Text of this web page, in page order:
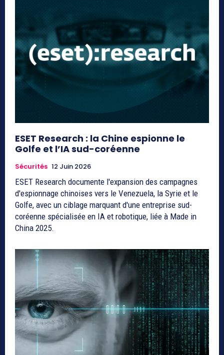
ESET Research : la Chine espionne le
Golfe et l’IA sud-coréenne
Sécurités 12 Juin 2026
ESET Research documente l'expansion des campagnes
d'espionnage chinoises vers le Venezuela, la Syrie et le
Golfe, avec un ciblage marquant d'une entreprise sud-
coréenne spécialisée en IA et robotique, liée à Made in
China 2025.